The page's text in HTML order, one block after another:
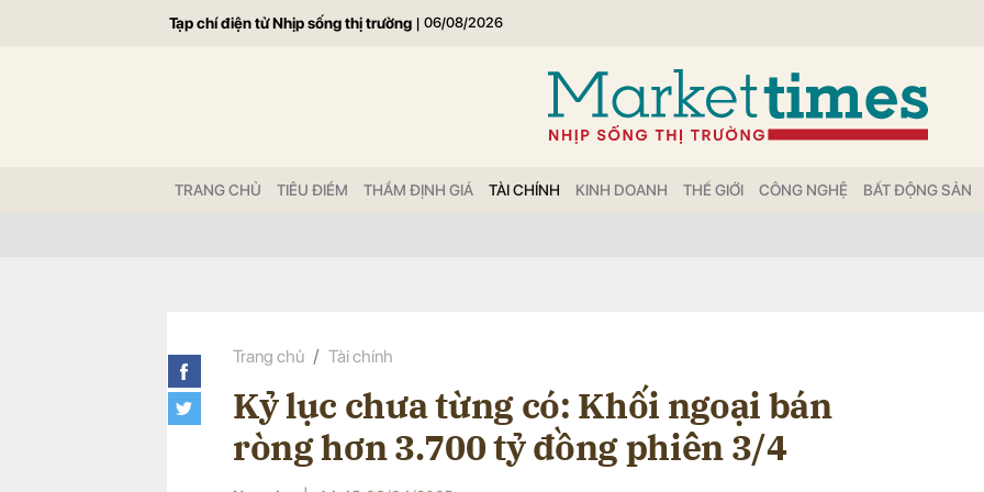
Tạp chí điện tử Nhịp sống thị trường | 06/08/2026
TRANG CHỦ TIÊU ĐIỂM THẨM ĐỊNH GIÁ TÀI CHÍNH KINH DOANH THẾ GIỚI CÔNG NGHỆ BẤT ĐỘNG SẢN
Trang chủ Tài chính
Kỷ lục chưa từng có: Khối ngoại bán
ròng hơn 3.700 tỷ đồng phiên 3/4
Gửi bình luận